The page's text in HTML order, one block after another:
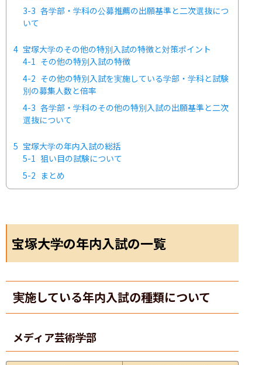
3-3 各学部・学科の公募推薦の出願基準と二次選抜につ
いて
4 宝塚大学のその他の特別入試の特徴と対策ポイント
4-1 その他の特別入試の特徴
4-2 その他の特別入試を実施している学部・学科と試験
別の募集人数と倍率
4-3 各学部・学科のその他の特別入試の出願基準と二次
選抜について
5 宝塚大学の年内入試の総括
5-1 狙い目の試験について
5-2 まとめ
宝塚大学の年内入試の一覧
実施している年内入試の種類について
メディア芸術学部